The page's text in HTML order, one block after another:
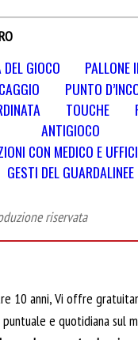
GIOCO
PALLONE
PUNTO
TOUCHE
ANTIGIOCO
CON MEDICO E
GESTI DEL GUARDALINEE
riservata
10 anni, Vi offre
puntuale e quotidiana sul